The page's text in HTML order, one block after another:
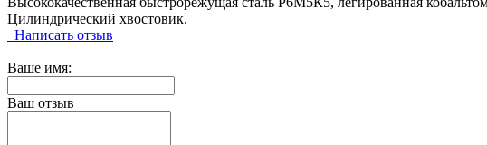
Цилиндрический хвостовик.
Написать отзыв
Ваше имя:
Ваш отзыв